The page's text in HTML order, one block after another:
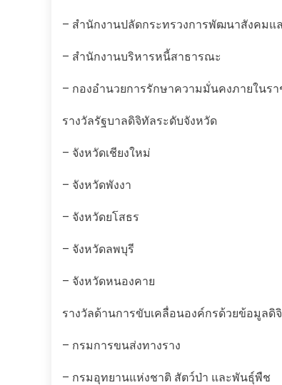
– สำนักงานปลัดกระทรวงการพัฒนาสังคม
– สำนักงานบริหารหนี้สาธารณะ
– กองอำนวยการรักษาความมั่นคงภายในร
รางวัลรัฐบาลดิจิทัลระดับจังหวัด
– จังหวัดเชียงใหม่
– จังหวัดพังงา
– จังหวัดยโสธร
– จังหวัดลพบุรี
– จังหวัดหนองคาย
รางวัลด้านการขับเคลื่อนองค์กรด้วยข้อมูลดิ
– กรมการขนส่งทางราง
– กรมอุทยานแห่งชาติ สัตว์ป่า และพันธุ์พืช